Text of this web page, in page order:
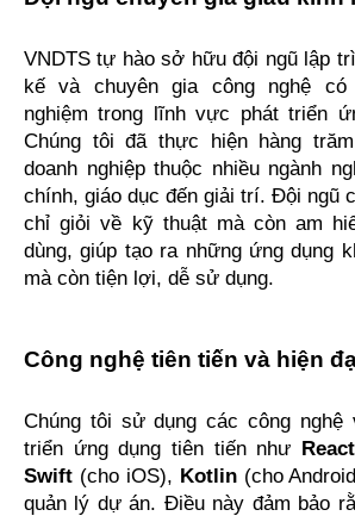
VNDTS tự hào sở hữu đội ngũ lập
kế và chuyên gia công nghệ có
nghiệm trong lĩnh vực phát triển
Chúng tôi đã thực hiện hàng
doanh nghiệp thuộc nhiều ngành
chính, giáo dục đến giải trí. Đội ngũ
chỉ giỏi về kỹ thuật mà còn am
dùng, giúp tạo ra những ứng dụng
mà còn tiện lợi, dễ sử dụng.
Công nghệ tiên tiến và hiện
Chúng tôi sử dụng các công nghệ
triển ứng dụng tiên tiến như
Swift (cho iOS), Kotlin (cho
quản lý dự án. Điều này đảm bảo